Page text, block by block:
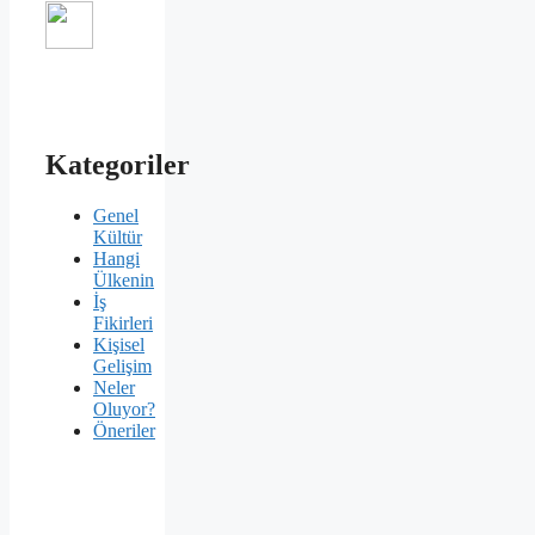
Kategoriler
Genel
Kültür
Hangi
Ülkenin
İş
Fikirleri
Kişisel
Gelişim
Neler
Oluyor?
Öneriler